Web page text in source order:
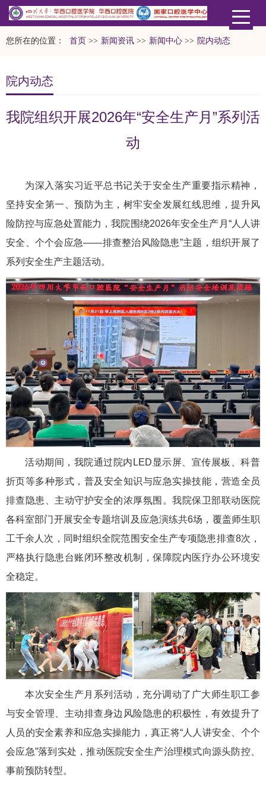
您所在的位置： 首页 >> 新闻资讯 >> 新闻中心 >> 院内动态
院内动态
我院组织开展2026年“安全生产月”系列活
动
为深入落实习近平总书记关于安全生产重要指示精神，
坚持安全第一、预防为主，树牢安全发展红线思维，提升风
险防控与应急处置能力，我院围绕2026年安全生产月“人人讲
安全、个个会应急——排查整治风险隐患”主题，组织开展了
系列安全生产主题活动。
活动期间，我院通过院内LED显示屏、宣传展板、科普
折页等多种形式，普及安全知识与应急实操技能，营造全员
排查隐患、主动守护安全的浓厚氛围。我院保卫部联动医院
各科室部门开展安全专题培训及应急演练共6场，覆盖师生职
工千余人次，同时组织全院范围安全生产专项隐患排查8次，
严格执行隐患台账闭环整改机制，保障院内医疗办公环境安
全稳定。
本次安全生产月系列活动，充分调动了广大师生职工参
与安全管理、主动排查身边风险隐患的积极性，有效提升了
人员的安全素养和应急实操能力，真正将“人人讲安全、个个
会应急”落到实处，推动医院安全生产治理模式向源头防控、
事前预防转型。